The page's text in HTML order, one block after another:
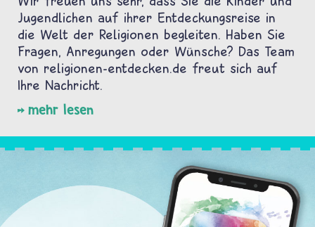
Jugendlichen auf ihrer Entdeckungsreise in
die Welt der Religionen begleiten. Haben Sie
Fragen, Anregungen oder Wünsche? Das Team
von religionen-entdecken.de freut sich auf
Ihre Nachricht.
mehr lesen